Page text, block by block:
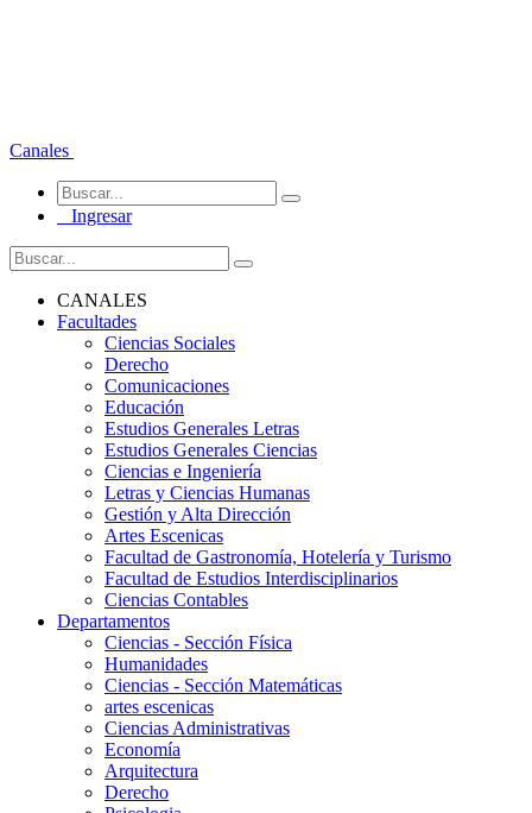
Canales
Ingresar
CANALES
Facultades
Ciencias Sociales
Derecho
Comunicaciones
Educación
Estudios Generales Letras
Estudios Generales Ciencias
Ciencias e Ingeniería
Letras y Ciencias Humanas
Gestión y Alta Dirección
Artes Escenicas
Facultad de Gastronomía, Hotelería y Turismo
Facultad de Estudios Interdisciplinarios
Ciencias Contables
Departamentos
Ciencias - Sección Física
Humanidades
Ciencias - Sección Matemáticas
artes escenicas
Ciencias Administrativas
Economía
Arquitectura
Derecho